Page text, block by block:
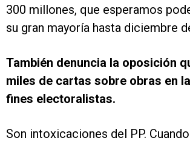
300 millones, que esperamos
su gran mayoría hasta diciembre
También denuncia la oposición
miles de cartas sobre obras en
fines electoralistas.
Son intoxicaciones del PP.